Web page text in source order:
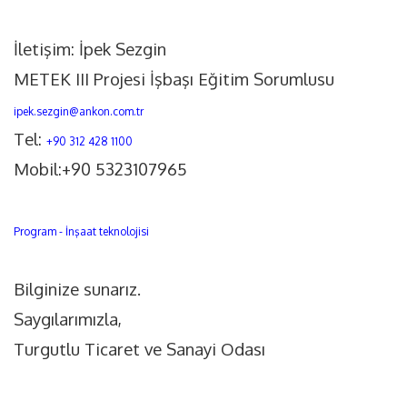
İletişim: İpek Sezgin
METEK III Projesi İşbaşı Eğitim Sorumlusu
ipek.sezgin@ankon.com.tr
Tel: +90 312 428 1100
Mobil:+90 5323107965
Program - İnşaat teknolojisi
Bilginize sunarız.
Saygılarımızla,
Turgutlu Ticaret ve Sanayi Odası